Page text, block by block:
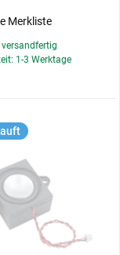
Merkliste
1-3 Werktage